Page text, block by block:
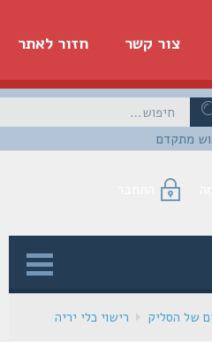
חזור לאתר צור קשר
התחבר
הסליק רישוי כלי יריה